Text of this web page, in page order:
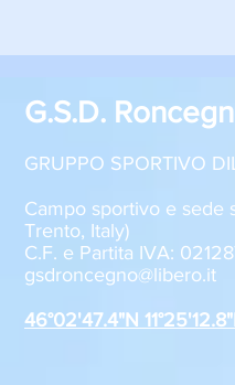
Sabato 8 agosto, il GSD
Roncegno alla Festa
G.S.D.
GRUPPO SPORTIVO
Campo sportivo e sede
Trento, Italy)
C.F. e Partita IVA:
gsdroncegno@libero.it
46°02'47.4"N